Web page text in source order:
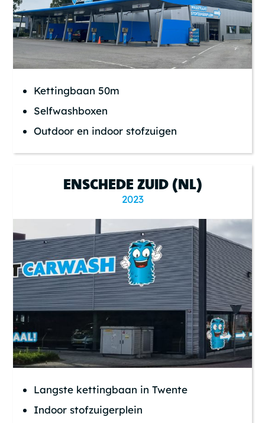
Kettingbaan 50m
Selfwashboxen
Outdoor en indoor stofzuigen
ENSCHEDE ZUID (NL)
2023
Langste kettingbaan in Twente
Indoor stofzuigerplein